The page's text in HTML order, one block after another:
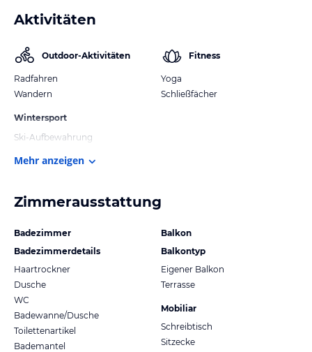
Aktivitäten
Outdoor-Aktivitäten
Radfahren
Wandern
Wintersport
Ski-Aufbewahrung
Fitness
Yoga
Schließfächer
Mehr anzeigen
Zimmerausstattung
Badezimmer
Badezimmerdetails
Haartrockner
Dusche
WC
Badewanne/Dusche
Toilettenartikel
Bademantel
Balkon
Balkontyp
Eigener Balkon
Terrasse
Mobiliar
Schreibtisch
Sitzecke